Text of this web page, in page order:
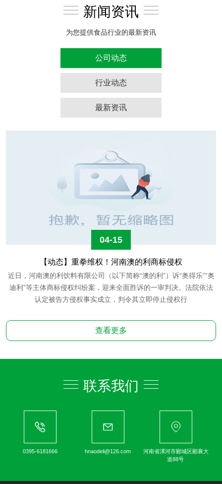
新闻资讯
为您提供食品行业的最新资讯
公司动态
行业动态
最新资讯
04-15
【动态】重拳维权！河南澳的利商标侵权
近日，河南澳的利饮料有限公司（以下简称“澳的利”）诉“奥得乐”“奥
迪利”等主体商标侵权纠纷案，迎来全面胜诉的一审判决。法院依法
认定被告方侵权事实成立，判令其立即停止侵权行
查看更多
联系我们
0395-6181666 hnaodeli@126.com
河南省漯河市郾城区郾襄大
道88号